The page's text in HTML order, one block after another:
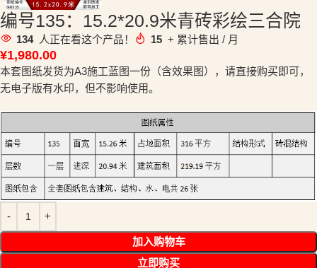
编号135：15.2*20.9米青砖彩绘三合院
134 人正在看这个产品！ 15 + 累计售出 / 月
¥1,980.00
本套图纸发货为A3施工蓝图一份（含效果图），请直接购买即可，
无电子版有水印，但不影响使用。
加入购物车
立即购买